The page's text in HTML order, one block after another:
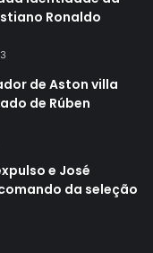
Ronaldo
de Aston villa
de Rúben
e José
da seleção